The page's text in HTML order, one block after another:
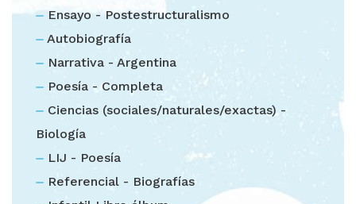
Ensayo - Postestructuralismo
Autobiografía
Narrativa - Argentina
Poesía - Completa
Ciencias (sociales/naturales/exactas) -
Biología
LIJ - Poesía
Referencial - Biografías